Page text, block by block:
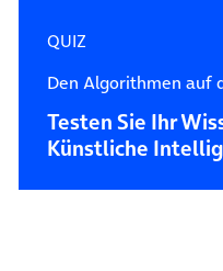
QUIZ
Den Algorithmen auf
Testen Sie Ihr
Künstliche